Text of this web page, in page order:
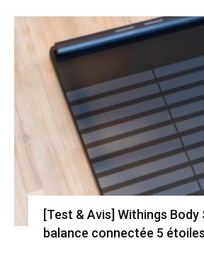
[Test & Avis] Withings Body
balance connectée 5 étoiles